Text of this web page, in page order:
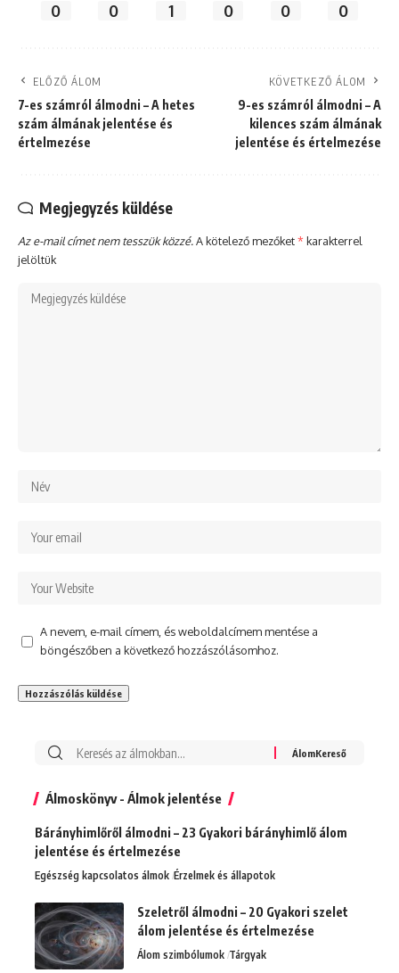
0 0 1 0 0 0
ELŐZŐ ÁLOM
7-es számról álmodni – A hetes
szám álmának jelentése és
értelmezése
KÖVETKEZŐ ÁLOM
9-es számról álmodni – A
kilences szám álmának
jelentése és értelmezése
Megjegyzés küldése
Az e-mail címet nem tesszük közzé.A kötelező mezőket* karakterrel
jelöltük
A nevem, e-mail címem, és weboldalcímem mentése a
böngészőben a következő hozzászólásomhoz.
Álmoskönyv - Álmok jelentése
Bárányhimlőről álmodni – 23 Gyakori bárányhimlő álom
jelentése és értelmezése
Egészség kapcsolatos álmok Érzelmek és állapotok
Szeletről álmodni – 20 Gyakori szelet
álom jelentése és értelmezése
Álom szimbólumok Tárgyak